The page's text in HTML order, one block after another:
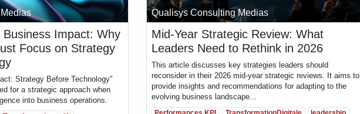
Impact: Why
Focus on Strategy
Strategy Before Technology"
for a strategic approach when
into business operations.
Qualisys Consulting Medias
Mid-Year Strategic Review: What
Leaders Need to Rethink in 2026
This article discusses key strategies leaders should
reconsider in their 2026 mid-year strategic reviews. It aims to
provide insights and recommendations for adapting to the
evolving business landscape...
À-propos
Leader Africain en transformation numérique, fondé en 2009 à Dakar
(Sénégal), Qualisys Consulting dispose de plus de16 ans
d’expertise. Nous accompagnons des organisations de divers
secteurs dans leur transition digitale, en offrant une expertise